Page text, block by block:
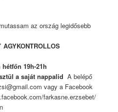
az ország legidősebb
19h-21h
a saját nappalidA belépő
vagy a Facebook
farkasne.erzsebet/